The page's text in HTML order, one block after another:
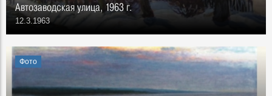
Автозаводская улица, 1963 г.
12.3.1963
Фото